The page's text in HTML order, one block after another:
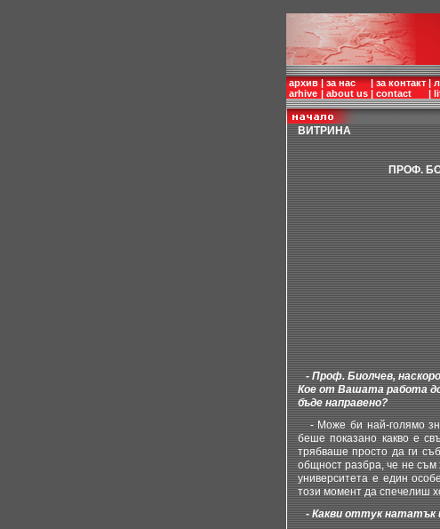
архив
arhive
|
|
за нас
about us
|
|
за контакт
contact
|
|
ВИТРИНА
ПРОФ.
- Проф. Биолчев,
Кое от Вашата работа
бъде направено?
- Може би най-голямо
беше показано какво е
трябваше просто да ги
общност разбра, че не съм
университета е един
този момент да спечелиш
- Какви оттук нататък